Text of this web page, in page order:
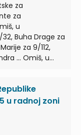
za
za
i Šaban Ante pok. ... Omiš, u
Buha Drage za
za 9/112,
Baučić Ivana za 18/112, Baučić Aleksandra ... Omiš, u
... Omiš,
Ivana pok.
dijela, u
u radnoj zoni